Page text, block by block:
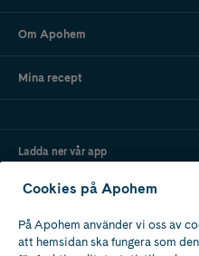
Om Apohem
Mina recept
Ladda ner vår app
Cookies på Apohem
På Apohem använder vi oss av
att hemsidan ska fungera som